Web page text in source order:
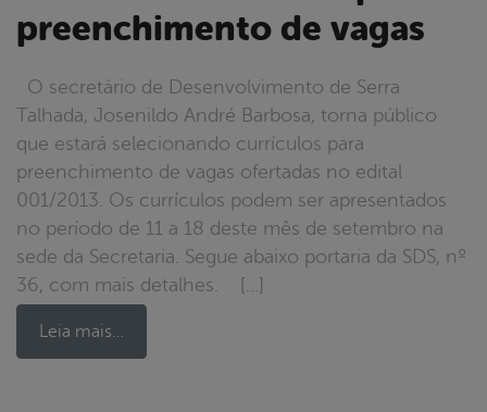
preenchimento de vagas
O secretário de Desenvolvimento de Serra
Talhada, Josenildo André Barbosa, torna público
que estará selecionando currículos para
preenchimento de vagas ofertadas no edital
001/2013. Os currículos podem ser apresentados
no período de 11 a 18 deste mês de setembro na
sede da Secretaria. Segue abaixo portaria da SDS, nº
36, com mais detalhes. […]
Leia mais…